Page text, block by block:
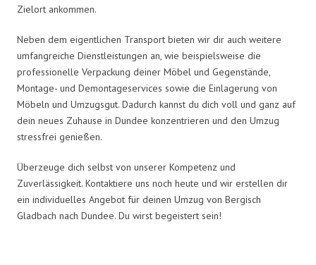
Zielort ankommen.
Neben dem eigentlichen Transport bieten wir dir auch weitere
umfangreiche Dienstleistungen an, wie beispielsweise die
professionelle Verpackung deiner Möbel und Gegenstände,
Montage- und Demontageservices sowie die Einlagerung von
Möbeln und Umzugsgut. Dadurch kannst du dich voll und ganz auf
dein neues Zuhause in Dundee konzentrieren und den Umzug
stressfrei genießen.
Überzeuge dich selbst von unserer Kompetenz und
Zuverlässigkeit. Kontaktiere uns noch heute und wir erstellen dir
ein individuelles Angebot für deinen Umzug von Bergisch
Gladbach nach Dundee. Du wirst begeistert sein!